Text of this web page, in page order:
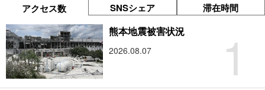
アクセス数 SNSシェア 滞在時間
1
熊本地震被害状況
2026.08.07